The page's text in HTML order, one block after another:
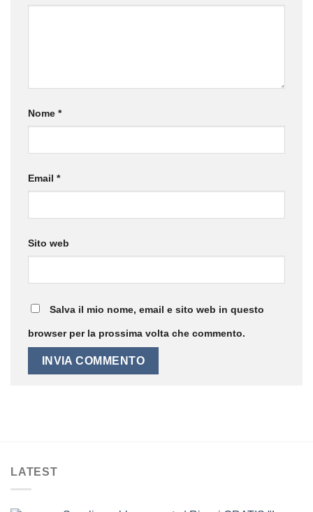
Nome *
Email *
Sito web
Salva il mio nome, email e sito web in questo
browser per la prossima volta che commento.
LATEST